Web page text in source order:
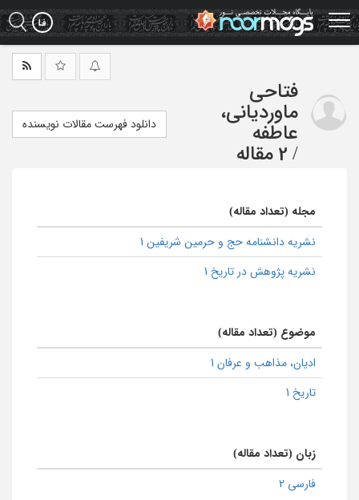
Skip
to
main
فتاحی
ماوردیانی،
عاطفه
/ 2 مقاله
دانلود فهرست مقالات نویسنده
مجله (تعداد مقاله)
نشریه دانشنامه حج و حرمین شریفین 1
نشریه پژوهش در تاریخ 1
موضوع (تعداد مقاله)
ادیان، مذاهب و عرفان 1
تاریخ 1
زبان (تعداد مقاله)
فارسی 2